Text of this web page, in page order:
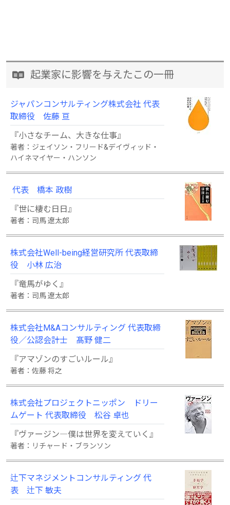
起業家に影響を与えたこの一冊
ジャパンコンサルティング株式会社 代表
取締役 佐藤 亘
『小さなチーム、大きな仕事』
著者：ジェイソン・フリード&デイヴィッド・
ハイネマイヤー・ハンソン
代表 橋本 政樹
『世に棲む日日』
著者：司馬 遼太郎
株式会社Well-being経営研究所 代表取締
役 小林 広治
『竜馬がゆく』
著者：司馬 遼太郎
株式会社M&Aコンサルティング 代表取締
役／公認会計士 髙野 健二
『アマゾンのすごいルール』
著者：佐藤 将之
株式会社プロジェクトニッポン ドリー
ムゲート 代表取締役 松谷 卓也
『ヴァージン―僕は世界を変えていく』
著者：リチャード・ブランソン
辻下マネジメントコンサルティング 代
表 辻下 敏夫